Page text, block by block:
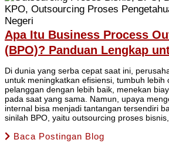
Apa Itu Business Process
(BPO)? Panduan Lengkap
Di dunia yang serba cepat saat ini,
untuk meningkatkan efisiensi, tumbuh lebih
pelanggan dengan lebih baik, menekan
pada saat yang sama. Namun, upaya
internal bisa menjadi tantangan tersendiri
sinilah BPO, yaitu outsourcing proses
Baca Postingan Blog